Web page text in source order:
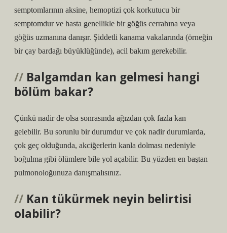
semptomlarının aksine, hemoptizi çok korkutucu bir
semptomdur ve hasta genellikle bir göğüs cerrahına veya
göğüs uzmanına danışır. Şiddetli kanama vakalarında (örneğin
bir çay bardağı büyüklüğünde), acil bakım gerekebilir.
Balgamdan kan gelmesi hangi
bölüm bakar?
Çünkü nadir de olsa sonrasında ağızdan çok fazla kan
gelebilir. Bu sorunlu bir durumdur ve çok nadir durumlarda,
çok geç olduğunda, akciğerlerin kanla dolması nedeniyle
boğulma gibi ölümlere bile yol açabilir. Bu yüzden en baştan
pulmonoloğunuza danışmalısınız.
Kan tükürmek neyin belirtisi
olabilir?